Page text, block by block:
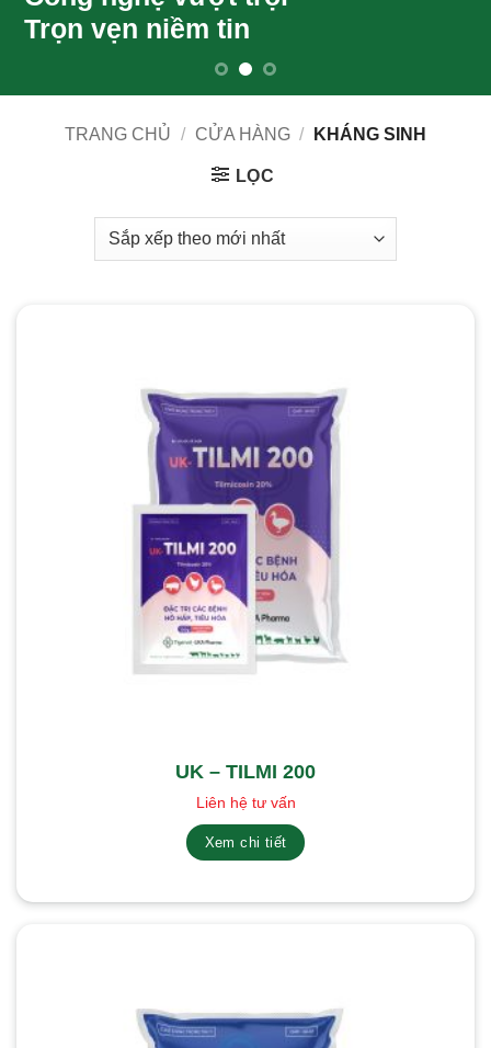
TRANG CHỦ / CỬA HÀNG / KHÁNG SINH
LỌC
UK – TILMI 200
Liên hệ tư vấn
Xem chi tiết